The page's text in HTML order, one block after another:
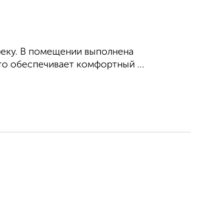
В помещении выполнена
обеспечивает комфортный ...